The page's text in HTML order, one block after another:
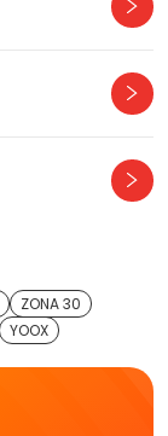
ZONA 30
YOOX